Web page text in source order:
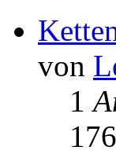
von
1